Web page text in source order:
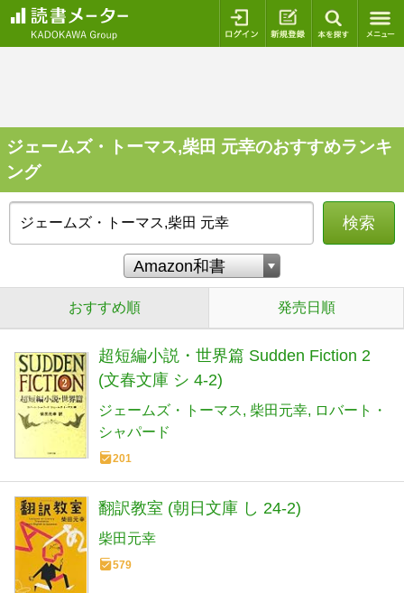
ログイン 新規登録
ジェームズ・トーマス,柴田 元幸のおすすめランキ
ング
検索
おすすめ順 発売日順
超短編小説・世界篇 Sudden Fiction 2
(文春文庫 シ 4-2)
ジェームズ・トーマス 柴田元幸
ロバート・
シャパード
201
翻訳教室 (朝日文庫 し 24-2)
柴田元幸
579